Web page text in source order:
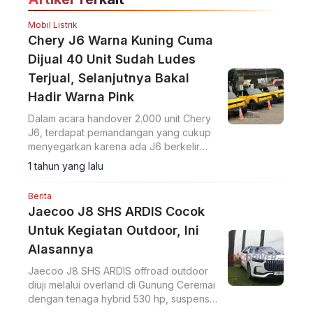
Mobil Listrik
Chery J6 Warna Kuning Cuma
Dijual 40 Unit Sudah Ludes
Terjual, Selanjutnya Bakal
Hadir Warna Pink
Dalam acara handover 2.000 unit Chery
J6, terdapat pemandangan yang cukup
menyegarkan karena ada J6 berkelir
kuning yang tidak umum.
1 tahun yang lalu
Berita
Jaecoo J8 SHS ARDIS Cocok
Untuk Kegiatan Outdoor, Ini
Alasannya
Jaecoo J8 SHS ARDIS offroad outdoor
diuji melalui overland di Gunung Ceremai
dengan tenaga hybrid 530 hp, suspensi